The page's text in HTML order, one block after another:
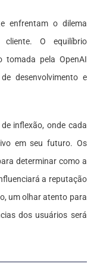
enfrentam o dilema
O equilíbrio
tomada pela OpenAI
desenvolvimento e
inflexão, onde cada
em seu futuro. Os
determinar como a
a reputação
um olhar atento para
dos usuários será